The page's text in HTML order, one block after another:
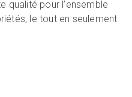
qualité pour l’ensemble
le tout en seulement